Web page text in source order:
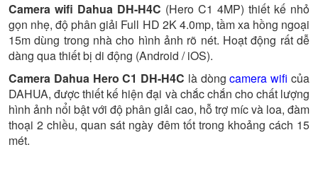
Camera wifi Dahua DH-H4C (Hero C1 4MP) thiết kế nhỏ
gọn nhẹ, độ phân giải Full HD 2K 4.0mp, tầm xa hồng ngoại
15m dùng trong nhà cho hình ảnh rõ nét. Hoạt động rất dễ
dàng qua thiết bị di động (Android / iOS).
Camera Dahua Hero C1 DH-H4C là dòngcamera wifi của
DAHUA, được thiết kế hiện đại và chắc chắn cho chất lượng
hình ảnh nổi bật với độ phân giải cao, hỗ trợ míc và loa, đàm
thoại 2 chiều, quan sát ngày đêm tốt trong khoảng cách 15
mét.